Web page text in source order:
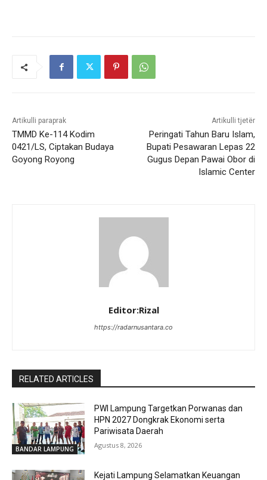
Artikulli paraprak
TMMD Ke-114 Kodim
0421/LS, Ciptakan Budaya
Goyong Royong
Artikulli tjetër
Peringati Tahun Baru Islam,
Bupati Pesawaran Lepas 22
Gugus Depan Pawai Obor di
Islamic Center
Editor:Rizal
https://radarnusantara.co
RELATED ARTICLES
BANDAR LAMPUNG
PWI Lampung Targetkan Porwanas dan
HPN 2027 Dongkrak Ekonomi serta
Pariwisata Daerah
Agustus 8, 2026
Kejati Lampung Selamatkan Keuangan